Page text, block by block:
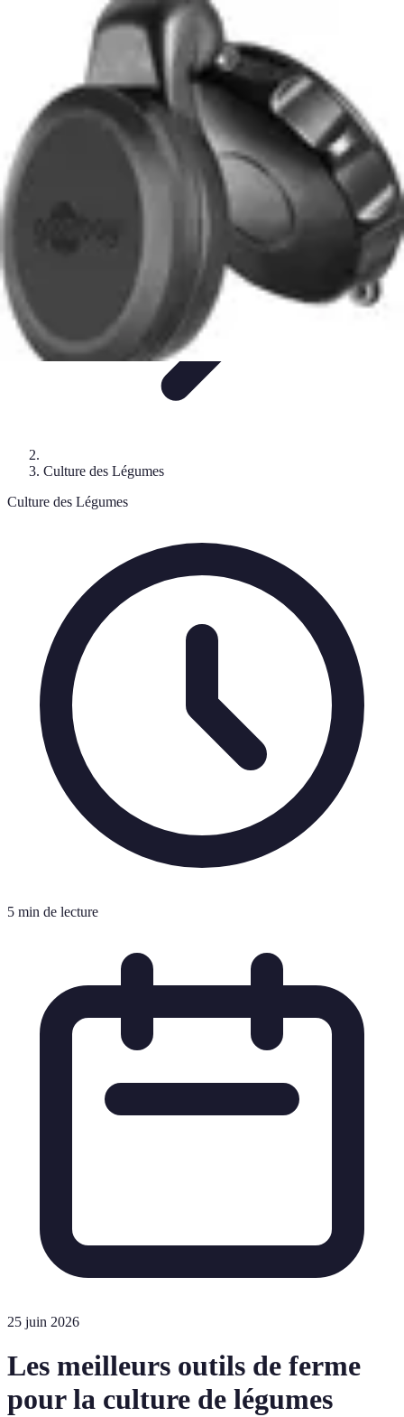
Choix des outils Achat d'outils
Outils Ferme
Culture des Légumes
Culture des Légumes
5 min de lecture
25 juin 2026
Les meilleurs outils de ferme
pour la culture de légumes